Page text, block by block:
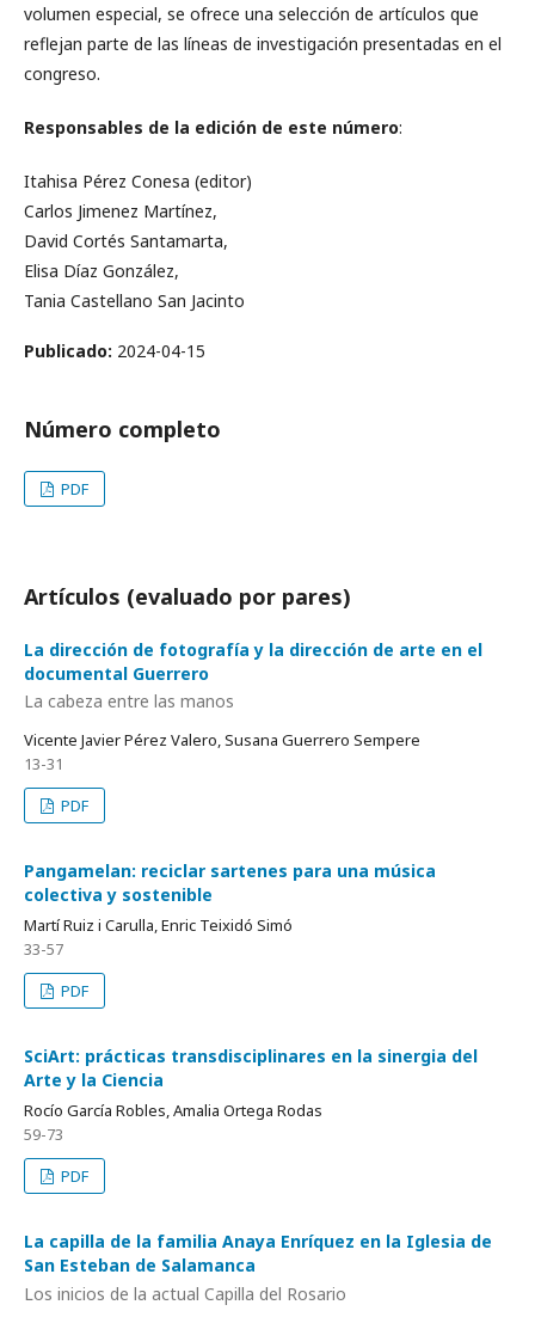
volumen especial, se ofrece una selección de artículos que
reflejan parte de las líneas de investigación presentadas en el
congreso.
Responsables de la edición de este número:
Itahisa Pérez Conesa (editor)
Carlos Jimenez Martínez,
David Cortés Santamarta,
Elisa Díaz González,
Tania Castellano San Jacinto
Publicado: 2024-04-15
Número completo
PDF
Artículos (evaluado por pares)
La dirección de fotografía y la dirección de arte en el
documental Guerrero
La cabeza entre las manos
Vicente Javier Pérez Valero, Susana Guerrero Sempere
13-31
PDF
Pangamelan: reciclar sartenes para una música
colectiva y sostenible
Martí Ruiz i Carulla, Enric Teixidó Simó
33-57
PDF
SciArt: prácticas transdisciplinares en la sinergia del
Arte y la Ciencia
Rocío García Robles, Amalia Ortega Rodas
59-73
PDF
La capilla de la familia Anaya Enríquez en la Iglesia de
San Esteban de Salamanca
Los inicios de la actual Capilla del Rosario